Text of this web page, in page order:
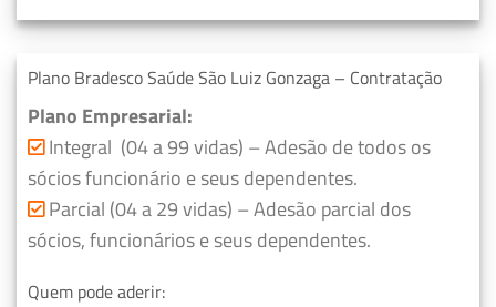
Plano Bradesco Saúde São Luiz Gonzaga – Contratação
Plano Empresarial:
Integral (04 a 99 vidas) – Adesão de todos os
sócios funcionário e seus dependentes.
Parcial (04 a 29 vidas) – Adesão parcial dos
sócios, funcionários e seus dependentes.
Quem pode aderir: